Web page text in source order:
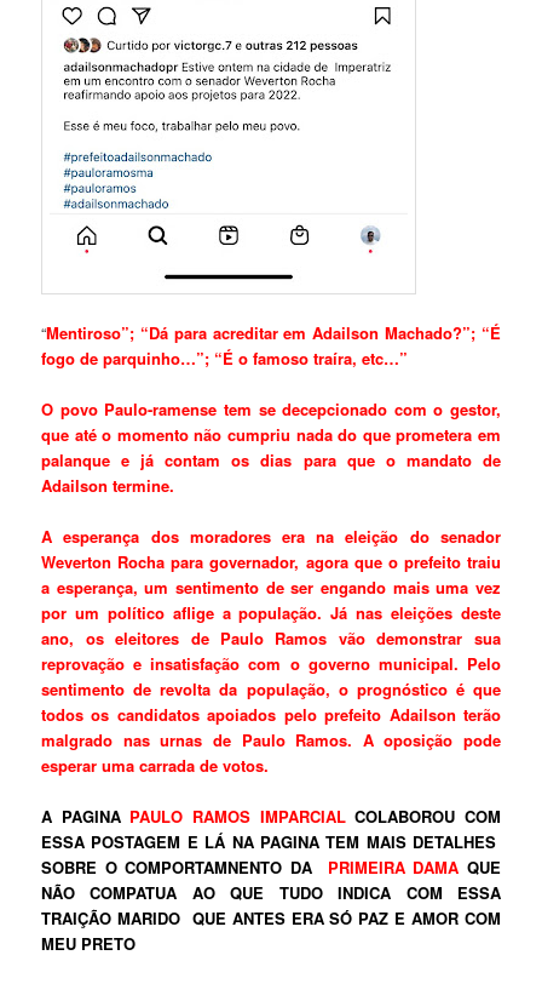
“Mentiroso”; “Dá para acreditar em Adailson Machado?”; “É
fogo de parquinho…”; “É o famoso traíra, etc…”
O povo Paulo-ramense tem se decepcionado com o gestor,
que até o momento não cumpriu nada do que prometera em
palanque e já contam os dias para que o mandato de
Adailson termine.
A esperança dos moradores era na eleição do senador
Weverton Rocha para governador, agora que o prefeito traiu
a esperança, um sentimento de ser engando mais uma vez
por um político aflige a população. Já nas eleições deste
ano, os eleitores de Paulo Ramos vão demonstrar sua
reprovação e insatisfação com o governo municipal. Pelo
sentimento de revolta da população, o prognóstico é que
todos os candidatos apoiados pelo prefeito Adailson terão
malgrado nas urnas de Paulo Ramos. A oposição pode
esperar uma carrada de votos.
A PAGINA PAULO RAMOS IMPARCIALCOLABOROU COM
ESSA POSTAGEM E LÁ NA PAGINA TEM MAIS DETALHES
SOBRE O COMPORTAMNENTO DA PRIMEIRA DAMA QUE
NÃO COMPATUA AO QUE TUDO INDICA COM ESSA
TRAIÇÃO MARIDO QUE ANTES ERA SÓ PAZ E AMOR COM
MEU PRETO